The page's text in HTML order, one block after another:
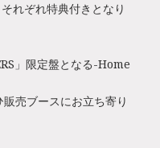
れぞれ特典付きとなり
」限定盤となる-Home
売ブースにお立ち寄り